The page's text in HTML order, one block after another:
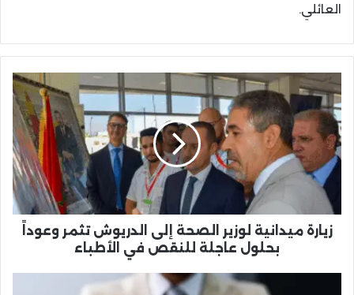
العائلي.
ميدانية
لوزير
الصحة
إلى
الدريوش
تثمر
وعوداً
بحلول
عاجلة
زيارة ميدانية لوزير الصحة إلى الدريوش تثمر وعوداً
بحلول عاجلة للنقص في الأطباء